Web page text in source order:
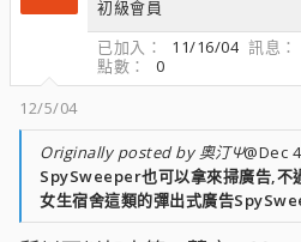
初級會員
已加入
11/16/04 訊息
點數
0
12/5/04
Originally posted by 奧汀Ψ@Dec
SpySweeper也可以拿來掃廣告,不
女生宿舍這類的彈出式廣告